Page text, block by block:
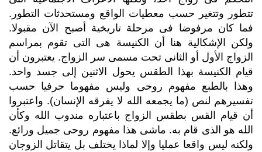
تتطور وتتغير حسب معطيات الواقع ومستحدثات التطور.
فما كان مرفوضا فى مرحلة تاريخية أصبح الآن مقبولا.
ولكن الإشكالية هنا أن الكنيسة هى التى تقوم بمراسم
الزواج الأول أو الثانى تحت مسمى سر الزواج. يعتبرون أن
قيام الكنيسة بهذا الطقس يحول الاثنين إلى جسد واحد.
وهذا بالطبع مفهوم روحى وليس مفهوما حرفيا حسب
تفسيرهم لنص (ما يجمعه الله لا يفرقه الإنسان). واعتبروا
أن قيام القس بطقس الزواج باعتباره مندوب الله وكأن
الله هو الذى قام به. ماشى هذا مفهوم روحى جميل ورائع.
ولكنه ليس واقعا عمليا وإلا لماذا يختلف بل يتقاتل الزوجان